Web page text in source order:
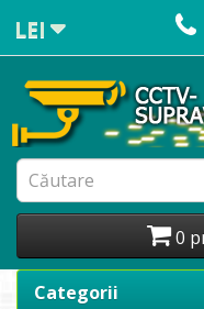
LEI
0
Categorii